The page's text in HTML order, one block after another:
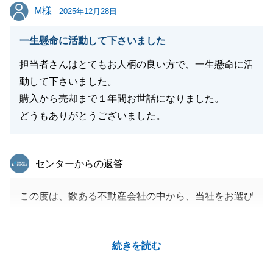
い出深いお取引となりました。
ますが、引き続き不動産に関することでお力になれる
ことがございましたらお気軽にご相談いただきたく存
じます。
引き続き何卒よろしくお願いいたします。
M様
M様 2025年12月28日
一生懸命に活動して下さいました
担当者さんはとてもお人柄の良い方で、一生懸命に活
動して下さいました。
購入から売却まで１年間お世話になりました。
どうもありがとうございました。
続きを読む
東急リバブル
センターからの返答
この度は、数ある不動産会社の中から、当社をお選び
せていただきましたが、今回も無事ご満足のいただけ